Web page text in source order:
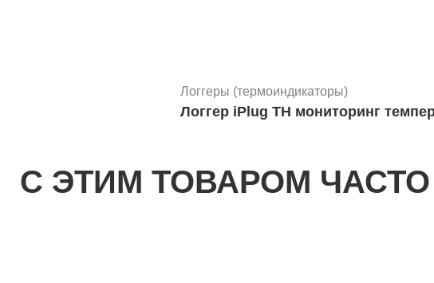
Логгеры (термоиндикаторы)
Логгер iPlug TH мониторинг
С ЭТИМ ТОВАРОМ